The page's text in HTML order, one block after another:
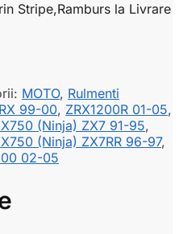
Stripe,Ramburs la Livrare
MOTO, Rulmenti
99-00, ZRX1200R 01-05,
(Ninja) ZX7 91-95,
(Ninja) ZX7RR 96-97,
02-05